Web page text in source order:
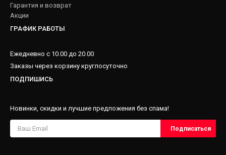
Гарантия и возврат
Акции
ГРАФИК РАБОТЫ
Ежедневно с 10.00 до 20.00
Заказы через корзину круглосуточно
ПОДПИШИСЬ
Новинки, скидки и лучшие предложения без спама!